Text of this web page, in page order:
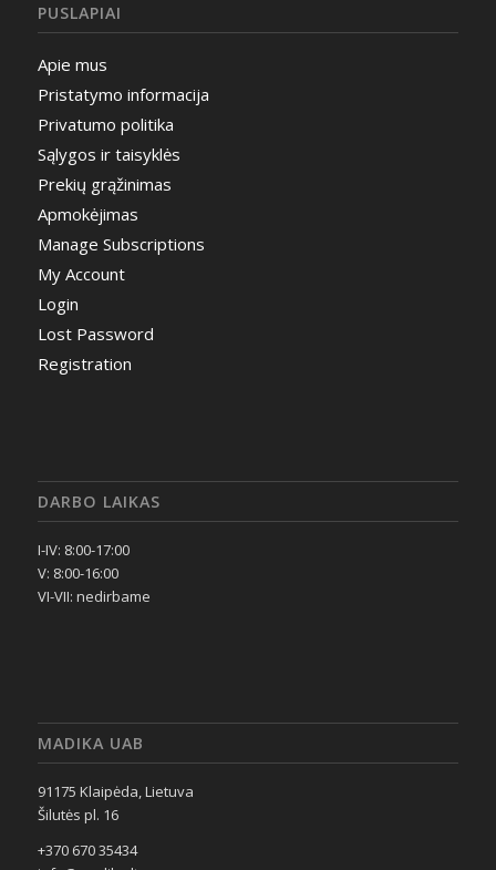
PUSLAPIAI
Apie mus
Pristatymo informacija
Privatumo politika
Sąlygos ir taisyklės
Prekių grąžinimas
Apmokėjimas
Manage Subscriptions
My Account
Login
Lost Password
Registration
DARBO LAIKAS
I-IV: 8:00-17:00
V: 8:00-16:00
VI-VII: nedirbame
MADIKA UAB
91175 Klaipėda, Lietuva
Šilutės pl. 16
+370 670 35434